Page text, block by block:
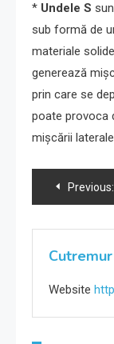
* Undele S
sub formă de
materiale
generează
prin care se
poate provoca
mișcării
în
articole
Previous:
Cutremur
Website